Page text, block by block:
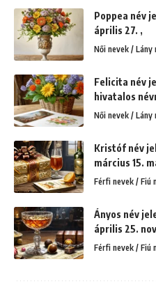
Poppea név
április 27. ,
Női nevek / Lány
Felicita név
hivatalos
Női nevek / Lány
Kristóf név
március 15.
Férfi nevek / Fiú
Ányos név
április 25.
Férfi nevek / Fiú